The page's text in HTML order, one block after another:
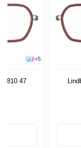
+5
47